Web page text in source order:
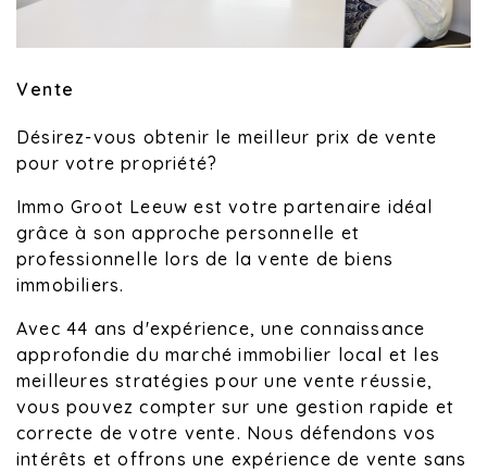
Vente
Désirez-vous obtenir le meilleur prix de vente
pour votre propriété?
Immo Groot Leeuw est votre partenaire idéal
grâce à son approche personnelle et
professionnelle lors de la vente de biens
immobiliers.
Avec 44 ans d'expérience, une connaissance
approfondie du marché immobilier local et les
meilleures stratégies pour une vente réussie,
vous pouvez compter sur une gestion rapide et
correcte de votre vente. Nous défendons vos
intérêts et offrons une expérience de vente sans